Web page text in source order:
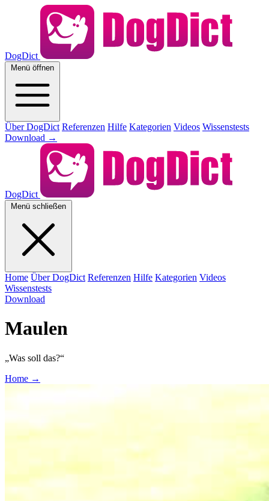
DogDict
Menü öffnen
Über DogDict Referenzen Hilfe Kategorien Videos Wissenstests
Download →
DogDict
Menü schließen
Home Über DogDict Referenzen Hilfe Kategorien Videos
Wissenstests
Download
Maulen
„Was soll das?“
Home →